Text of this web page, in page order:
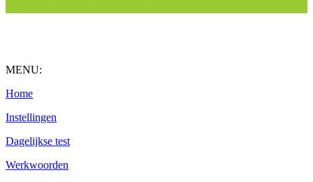
MENU:
Home
Instellingen
Dagelijkse test
Werkwoorden